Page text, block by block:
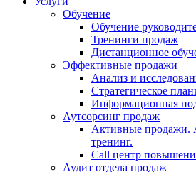
Обучение
Обучение
Тренинги продаж
Дистанционное
Эффективные продажи
Анализ и
Стратегическое
Информационная
Аутсорсинг продаж
Активные продажи.
тренинг.
Call центр
Аудит отдела продаж